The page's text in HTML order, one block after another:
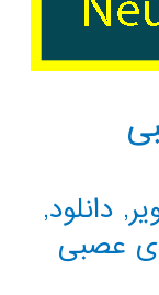
, دانلود,
عصبی